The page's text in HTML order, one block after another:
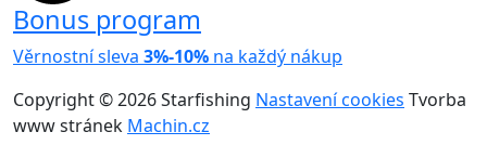
Bonus program
Věrnostní sleva 3%-10% na každý nákup
Copyright © 2026 Starfishing Nastavení cookies Tvorba
www stránek Machin.cz